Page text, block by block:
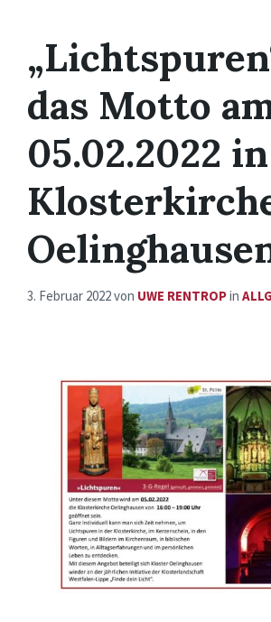
das Motto
05.02.2022
3. Februar 2022von UWE RENTROPin